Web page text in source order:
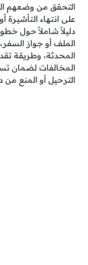
التحقق من وضعهم
على انتهاء التأشيرة
دليلاً شاملاً حول
الملف أو جواز
المحدثة، وطريقة
المخالفات لضمان
الترحيل أو المنع من